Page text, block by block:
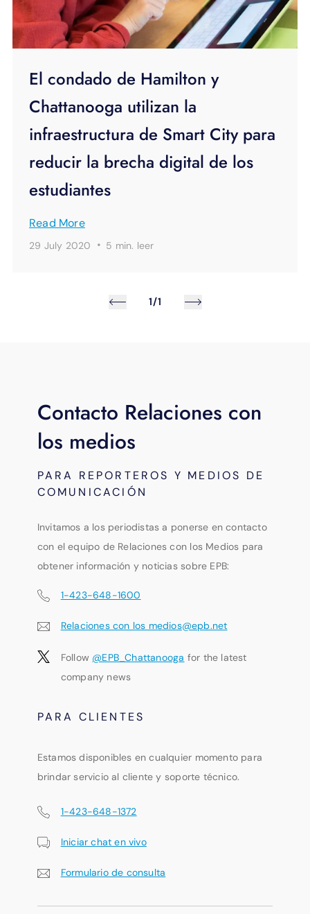
El condado de Hamilton y
Chattanooga utilizan la
infraestructura de Smart City para
reducir la brecha digital de los
estudiantes
Read More
29 July 2020 · 5 min. leer
1/1
Contacto Relaciones con
los medios
PARA REPORTEROS Y MEDIOS DE
COMUNICACIÓN
Invitamos a los periodistas a ponerse en contacto
con el equipo de Relaciones con los Medios para
obtener información y noticias sobre EPB:
1-423-648-1600
Relaciones con los medios@epb.net
Follow @EPB_Chattanooga for the latest
company news
PARA CLIENTES
Estamos disponibles en cualquier momento para
brindar servicio al cliente y soporte técnico.
1-423-648-1372
Iniciar chat en vivo
Formulario de consulta